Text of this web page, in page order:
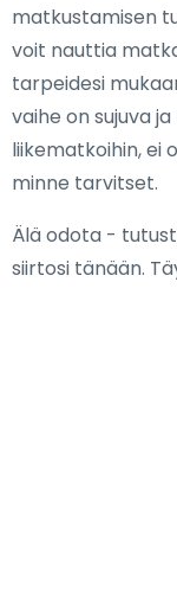
matkustamisen
voit nauttia
tarpeidesi
vaihe on sujuva
liikematkoihin, ei
minne tarvitset.
Älä odota -
siirtosi tänään.